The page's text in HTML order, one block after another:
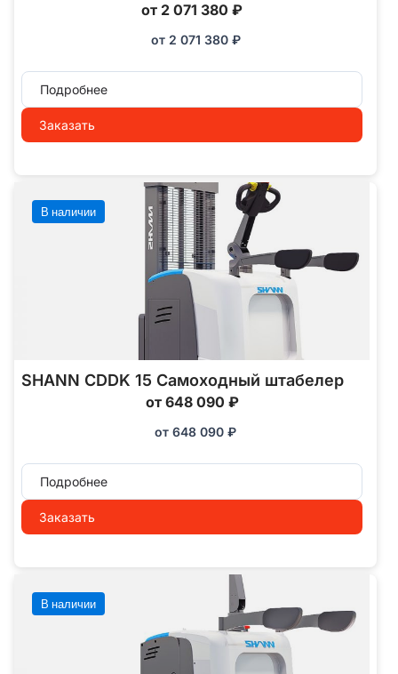
от 2 071 380 ₽
от 2 071 380 ₽
Подробнее
Заказать
В наличии
SHANN CDDK 15 Самоходный штабелер
от 648 090 ₽
от 648 090 ₽
Подробнее
Заказать
В наличии